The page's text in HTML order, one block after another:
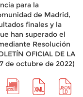
para la
de Madrid,
finales y la
han superado el
Resolución
OFICIAL DE LA
de octubre de 2022)